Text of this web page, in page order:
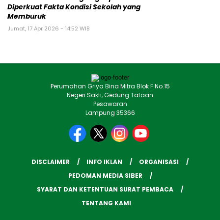
Diperkuat Fakta Kondisi Sekolah yang
Memburuk
Jumat, 17 Apr 2026 - 14:52 WIB
Perumahan Griya Bina Mitra Blok F No.15
Negeri Sakti, Gedung Tataan
Pesawaran
Lampung 35366
DISCLAIMER INFO IKLAN
ORGANISASI
PEDOMAN MEDIA SIBER
SYARAT DAN KETENTUAN SURAT PEMBACA
TENTANG KAMI